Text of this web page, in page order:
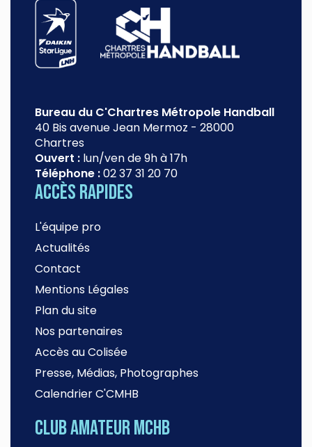
Bureau du C'Chartres Métropole Handball
40 Bis avenue Jean Mermoz - 28000
Chartres
Ouvert : lun/ven de 9h à 17h
Téléphone :02 37 31 20 70
Accès rapides
L'équipe pro
Actualités
Contact
Mentions Légales
Plan du site
Nos partenaires
Accès au Colisée
Presse, Médias, Photographes
Calendrier C'CMHB
Club amateur MCHB